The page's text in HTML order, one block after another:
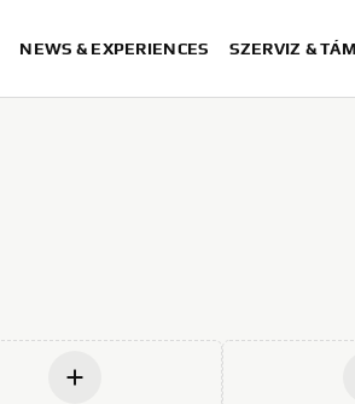
NEWS & EXPERIENCES SZERVIZ &